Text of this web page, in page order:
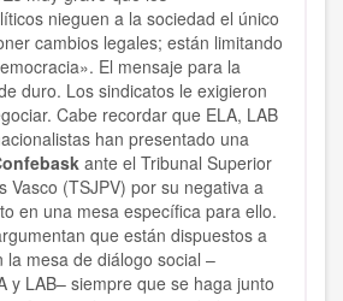
nieguen a la sociedad el único
cambios legales; están limitando
El mensaje para la
duro. Los sindicatos le exigieron
Cabe recordar que ELA, LAB
han presentado una
ante el Tribunal Superior
Vasco (TSJPV) por su negativa a
en una mesa específica para ello.
que están dispuestos a
la mesa de diálogo social –
y LAB– siempre que se haga junto